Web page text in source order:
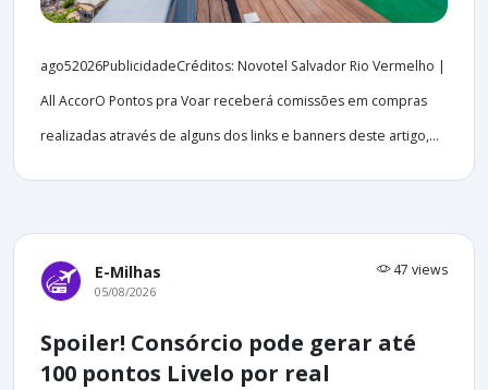
ago52026PublicidadeCréditos: Novotel Salvador Rio Vermelho |
All AccorO Pontos pra Voar receberá comissões em compras
realizadas através de alguns dos links e banners deste artigo,...
E-Milhas 47 views
05/08/2026
Spoiler! Consórcio pode gerar até
100 pontos Livelo por real